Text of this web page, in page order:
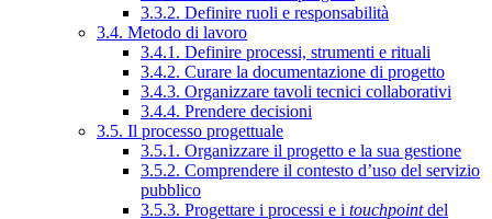
3.3.2. Definire ruoli e responsabilità
3.4. Metodo di lavoro
3.4.1. Definire processi, strumenti e rituali
3.4.2. Curare la documentazione di progetto
3.4.3. Organizzare tavoli tecnici collaborativi
3.4.4. Prendere decisioni
3.5. Il processo progettuale
3.5.1. Organizzare il progetto e la sua gestione
3.5.2. Comprendere il contesto d’uso del servizio
pubblico
3.5.3. Progettare i processi e i touchpointdel